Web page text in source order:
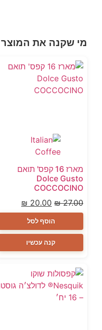
מי שקנה את המוצר
מארז 16 קפס' תואם
Dolce Gusto
COCCOCINO
₪27.00
₪ 20.00
הוסף לסל
קנה עכשיו